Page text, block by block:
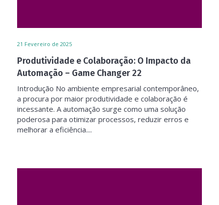
21 Fevereiro de 2025
Produtividade e Colaboração: O Impacto da
Automação – Game Changer 22
Introdução No ambiente empresarial contemporâneo,
a procura por maior produtividade e colaboração é
incessante. A automação surge como uma solução
poderosa para otimizar processos, reduzir erros e
melhorar a eficiência....